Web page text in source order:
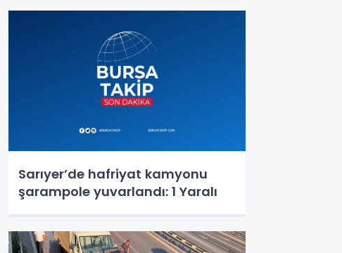
Sarıyer’de hafriyat kamyonu
şarampole yuvarlandı: 1 Yaralı